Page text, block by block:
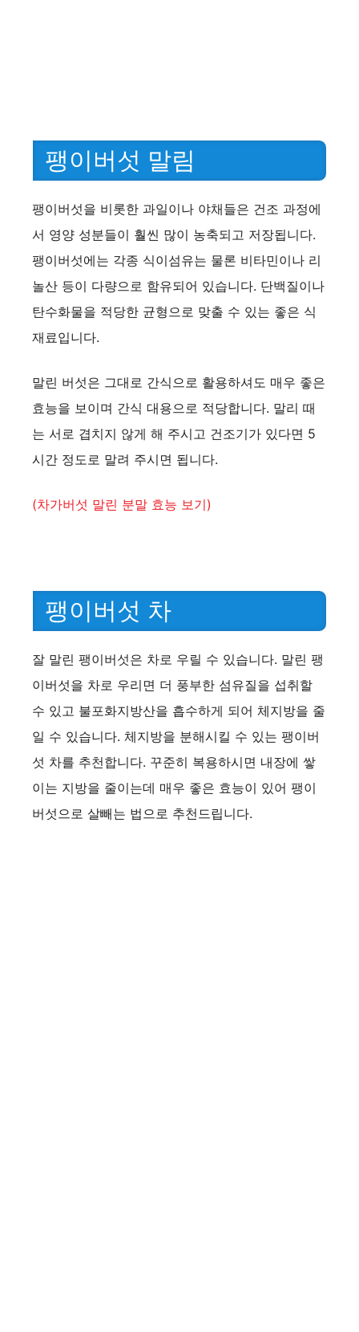
팽이버섯 말림
팽이버섯을 비롯한 과일이나 야채들은 건조 과정에
서 영양 성분들이 훨씬 많이 농축되고 저장됩니다.
팽이버섯에는 각종 식이섬유는 물론 비타민이나 리
놀산 등이 다량으로 함유되어 있습니다. 단백질이나
탄수화물을 적당한 균형으로 맞출 수 있는 좋은 식
재료입니다.
말린 버섯은 그대로 간식으로 활용하셔도 매우 좋은
효능을 보이며 간식 대용으로 적당합니다. 말리 때
는 서로 겹치지 않게 해 주시고 건조기가 있다면 5
시간 정도로 말려 주시면 됩니다.
(차가버섯 말린 분말 효능 보기)
팽이버섯 차
잘 말린 팽이버섯은 차로 우릴 수 있습니다. 말린 팽
이버섯을 차로 우리면 더 풍부한 섬유질을 섭취할
수 있고 불포화지방산을 흡수하게 되어 체지방을 줄
일 수 있습니다. 체지방을 분해시킬 수 있는 팽이버
섯 차를 추천합니다. 꾸준히 복용하시면 내장에 쌓
이는 지방을 줄이는데 매우 좋은 효능이 있어 팽이
버섯으로 살빼는 법으로 추천드립니다.